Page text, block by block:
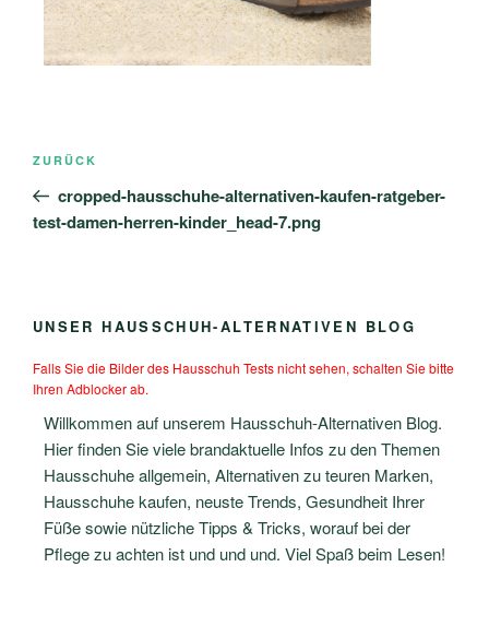
Beitragsnavigation
Vorheriger
Beitrag
ZURÜCK
cropped-hausschuhe-alternativen-kaufen-ratgeber-
test-damen-herren-kinder_head-7.png
UNSER HAUSSCHUH-ALTERNATIVEN BLOG
Falls Sie die Bilder des Hausschuh Tests nicht sehen, schalten Sie bitte
Ihren Adblocker ab.
Willkommen auf unserem Hausschuh-Alternativen Blog.
Hier finden Sie viele brandaktuelle Infos zu den Themen
Hausschuhe allgemein, Alternativen zu teuren Marken,
Hausschuhe kaufen, neuste Trends, Gesundheit Ihrer
Füße sowie nützliche Tipps & Tricks, worauf bei der
Pflege zu achten ist und und und. Viel Spaß beim Lesen!